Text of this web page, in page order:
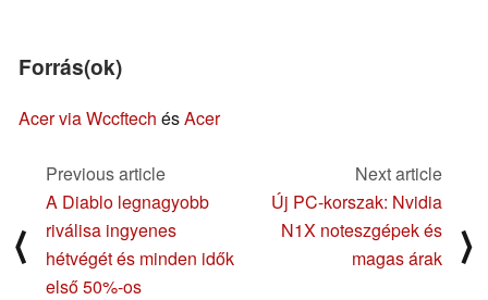
Forrás(ok)
Acer via Wccftech ésAcer
⟨
Previous article
A Diablo legnagyobb
riválisa ingyenes
hétvégét és minden idők
első 50%-os
Next article
Új PC-korszak: Nvidia
N1X noteszgépek és
magas árak
⟩